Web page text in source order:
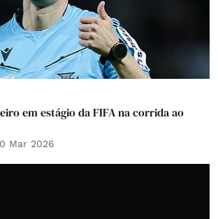
em estágio da FIFA na corrida ao
Mar 2026